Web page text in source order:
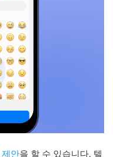
제안을 할 수 있습니다. 텔